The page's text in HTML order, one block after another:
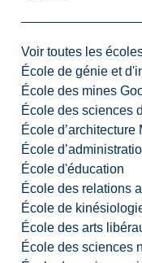
Voir toutes les
École de génie et
École des mines
École des sciences
École d’architecture
École
École d'éducation
École des relations
École de
École des arts
École des sciences